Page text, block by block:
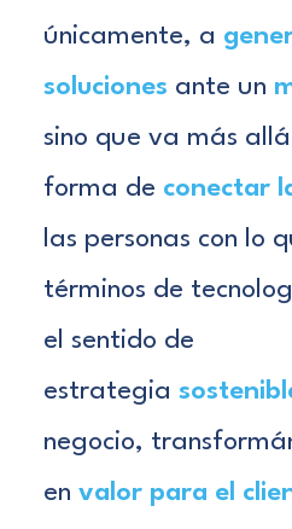
únicamente, a
soluciones ante un
sino que va más
forma de conectar
las personas con lo
términos de
el sentido de
estrategia
negocio,
en valor para el